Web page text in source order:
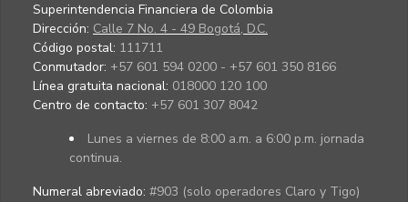
Superintendencia Financiera de Colombia
Dirección: Calle 7 No. 4 - 49 Bogotá, D.C.
Código postal: 111711
Conmutador: +57 601 594 0200 - +57 601 350 8166
Línea gratuita nacional: 018000 120 100
Centro de contacto: +57 601 307 8042
Lunes a viernes de 8:00 a.m. a 6:00 p.m. jornada
continua.
Numeral abreviado: #903 (solo operadores Claro y Tigo)